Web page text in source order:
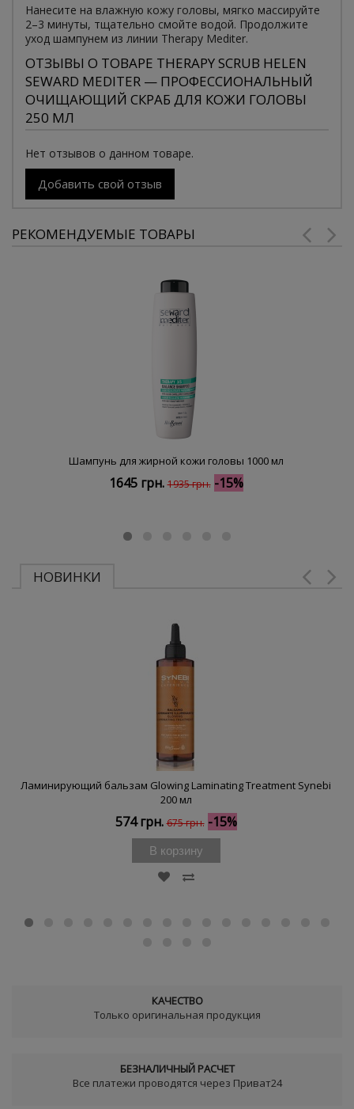
Нанесите на влажную кожу головы, мягко массируйте
2–3 минуты, тщательно смойте водой. Продолжите
уход шампунем из линии Therapy Mediter.
ОТЗЫВЫ О ТОВАРЕ THERAPY SCRUB HELEN
SEWARD MEDITER — ПРОФЕССИОНАЛЬНЫЙ
ОЧИЩАЮЩИЙ СКРАБ ДЛЯ КОЖИ ГОЛОВЫ
250 МЛ
Нет отзывов о данном товаре.
Добавить свой отзыв
РЕКОМЕНДУЕМЫЕ ТОВАРЫ
Шампунь для жирной кожи головы 1000 мл
1645 грн. 1935 грн. -15%
НОВИНКИ
Ламинирующий бальзам Glowing Laminating Treatment Synebi
200 мл
574 грн. 675 грн. -15%
В корзину
КАЧЕСТВО
Только оригинальная продукция
БЕЗНАЛИЧНЫЙ РАСЧЕТ
Все платежи проводятся через Приват24